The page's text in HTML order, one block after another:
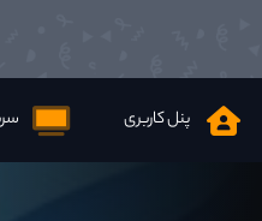
پنل کاربری